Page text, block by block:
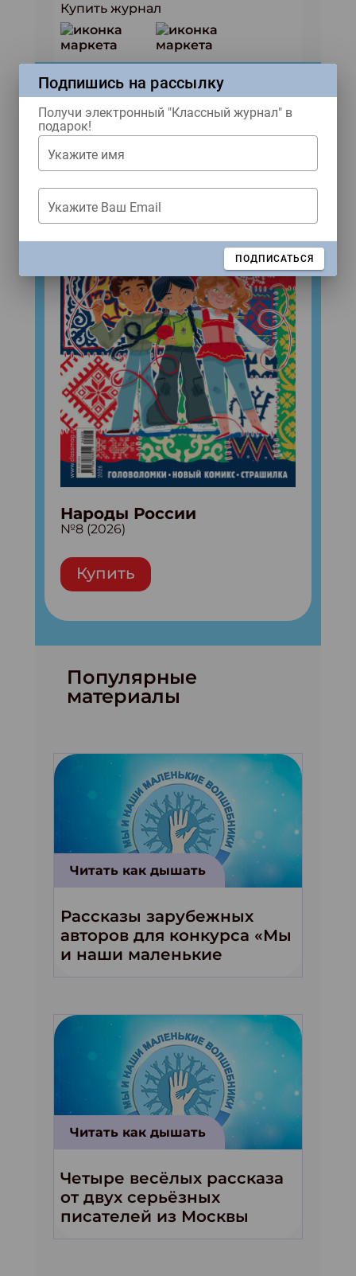
Купить журнал
ЖУРНАЛЫ
Свежий номер!
Народы России
№8 (2026)
Купить
Популярные
материалы
Читать как дышать
Рассказы зарубежных
авторов для конкурса «Мы
и наши маленькие
волшебники!»
Читать как дышать
Четыре весёлых рассказа
от двух серьёзных
писателей из Москвы
Подпишись на рассылку
Получи электронный "Классный журнал" в
подарок!
Укажите имя
Укажите Ваш Email
ПОДПИСАТЬСЯ